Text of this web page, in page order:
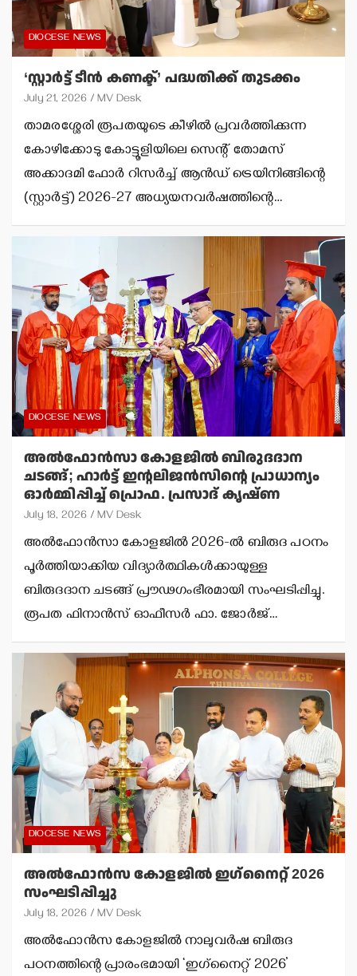
DIOCESE NEWS
‘സ്റ്റാര്‍ട്ട് ടീന്‍ കണക്ട്’ പദ്ധതിക്ക് തുടക്കം
July 21, 2026 MV Desk
താമരശ്ശേരി രൂപതയുടെ കീഴില്‍ പ്രവര്‍ത്തിക്കുന്ന
കോഴിക്കോടു കോട്ടൂളിയിലെ സെന്റ് തോമസ്
അക്കാദമി ഫോര്‍ റിസര്‍ച്ച് ആന്‍ഡ് ട്രെയിനിങ്ങിന്റെ
(സ്റ്റാര്‍ട്ട്) 2026-27 അധ്യയനവര്‍ഷത്തിന്റെ…
DIOCESE NEWS
അല്‍ഫോന്‍സാ കോളജില്‍ ബിരുദദാന
ചടങ്ങ്; ഹാര്‍ട്ട് ഇന്റലിജന്‍സിന്റെ പ്രാധാന്യം
ഓര്‍മ്മിപ്പിച്ച് പ്രൊഫ. പ്രസാദ് കൃഷ്ണ
July 18, 2026 MV Desk
അല്‍ഫോന്‍സാ കോളജില്‍ 2026-ല്‍ ബിരുദ പഠനം
പൂര്‍ത്തിയാക്കിയ വിദ്യാര്‍ത്ഥികള്‍ക്കായുള്ള
ബിരുദദാന ചടങ്ങ് പ്രൗഢഗംഭീരമായി സംഘടിപ്പിച്ചു.
രൂപത ഫിനാന്‍സ് ഓഫീസര്‍ ഫാ. ജോര്‍ജ്…
DIOCESE NEWS
അല്‍ഫോന്‍സ കോളജില്‍ ഇഗ്‌നൈറ്റ് 2026
സംഘടിപ്പിച്ചു
July 18, 2026 MV Desk
അല്‍ഫോന്‍സ കോളജില്‍ നാലുവര്‍ഷ ബിരുദ
പഠനത്തിന്റെ പ്രാരംഭമായി ‘ഇഗ്‌നൈറ്റ് 2026’